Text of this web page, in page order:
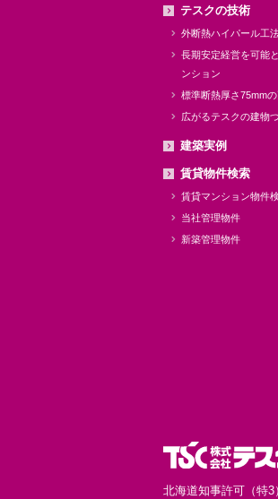
テスクの技術
外断熱ハイパール工
長期安定経営を可能
ンション
標準断熱厚さ75mm
広がるテスクの建物
建築実例
賃貸物件検索
賃貸マンション物件
当社管理物件
新築管理物件
北海道知事許可（特3